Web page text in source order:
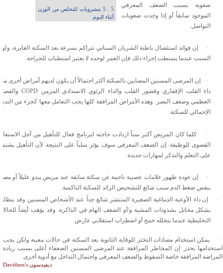
5 .
5 مشروبات للتخلص من الوزن
أثناء النوم
صعوبة بسبب الضعف المعرفي
الموجود سابقاً أو إذا وجدت صعوبات
التواصل.
·
إن فوائد استئصال باطنة الشريان السباتي تتراكم بسرعة بعد السكتة العابرة، ولهذا
السبب عندما يستطب إجراء ذلك فإن العمر لوحده لا يعتبر استطباب للجراحة.
·
إن المرضى المسنين المصابين بالسكتة أكثر احتمالاً أن يكون لديهم أمراض أخرى مثل
داء القلب الإقفاري وقصور القلب والداء الرئوي الانسدادي المزمن COPD
والفصال
العظمي وضعف البصر. وهذه الأمراض المرافقة كلها يجب التعامل معها كجزء من التدبير
الإجمالي للسكتة.
·
كلما كان المريض أكبر سناً ازدادت حاجته لبرنامج فعال للتأهيل من أجل الاستعادة
القصوى للوظيفة. إن الضعف المعرفي سوف يؤثر سلباً على النتيجة لأن التأهيل يشتمل
على التعلم والتذكر لمهارات جديدة.
·
إن عودة ظهور علامات عصبية ناجمة عن سكتة سابقة عند مريض يبدو عليلاً أو مصاباً
بنقص ضغط الدم سبب شائع للتشخيص الزائد للسكتة الناكسة.
·
إن داء الأوعية الدماغية الصغيرة المنتشر شائع جداً عند الأشخاص المسنين وقد يتظاهر
بشكل مخاتل بشذوذات المشية و/أو الضعف الهام في الذاكرة. وقد يؤهب أيضاً للحالات
التخليطية عندما يتخلله خمج أو اضطراب استقلابي عارض.
·
يمكن استخدام مضادات التخثر للوقاية الثانوية بعد السكتة في حالات معينة ولكن يجب
استخدامها بحذر. إن المخاطر المرافقة عند المرضى المسنين الضعفاء أعلى بسبب زيادة
المراضة المرافقة خاصة السقوط والضعف المعرفي واحتمال التداخل مع أدوية أخرى.
ديفيدسون Davidson's